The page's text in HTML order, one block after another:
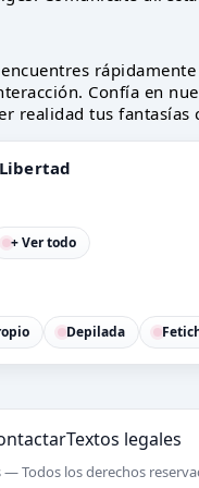
Confía en
realidad tus fantasías
+ Ver todo
Depilada
Textos legales
Todos los derechos